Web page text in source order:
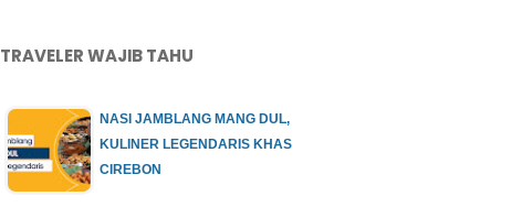
TRAVELER WAJIB TAHU
NASI JAMBLANG MANG DUL,
KULINER LEGENDARIS KHAS
CIREBON